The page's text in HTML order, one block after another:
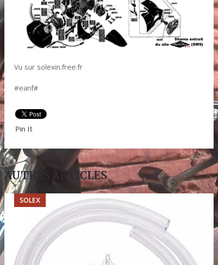
Vu sur solexin.free.fr
#eanf#
Pin It
AUTRES ARTICLES
SOLEX